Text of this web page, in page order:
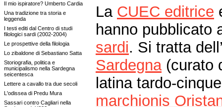
Il mio ispiratore? Umberto Cardia
Una tradizione tra storia e
leggenda
I testi editi dal Centro di studi
filologici sardi (2002-2004)
Le prospettive della filologia
Lo zibaldone di Sebastiano Satta
Storiografia, politica e
municipalismo nella Sardegna
seicentesca
Lettere a cavallo tra due secoli
L'odissea di Predu Mura
Sassari contro Cagliari nella
La CUEC editrice
hanno pubblicato
sardi. Si tratta
Sardegna(curato
latina tardo-
marchionis